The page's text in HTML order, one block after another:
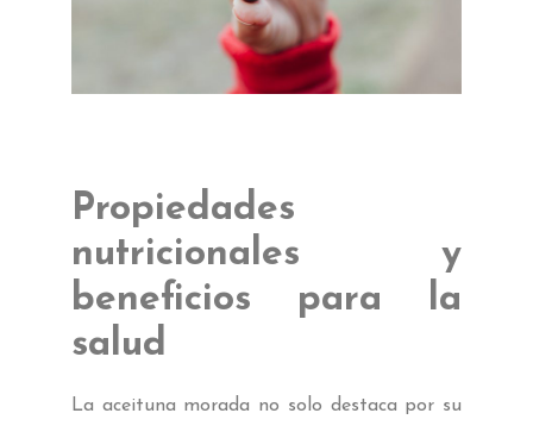
Propiedades
nutricionales y
beneficios para la
salud
La aceituna morada no solo destaca por su